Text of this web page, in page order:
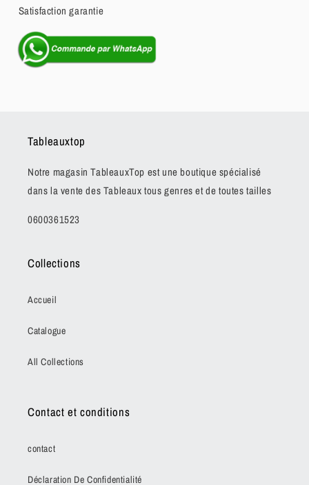
Satisfaction garantie
Tableauxtop
Notre magasin TableauxTop est une boutique spécialisé
dans la vente des Tableaux tous genres et de toutes tailles
0600361523
Collections
Accueil
Catalogue
All Collections
Contact et conditions
contact
Déclaration De Confidentialité